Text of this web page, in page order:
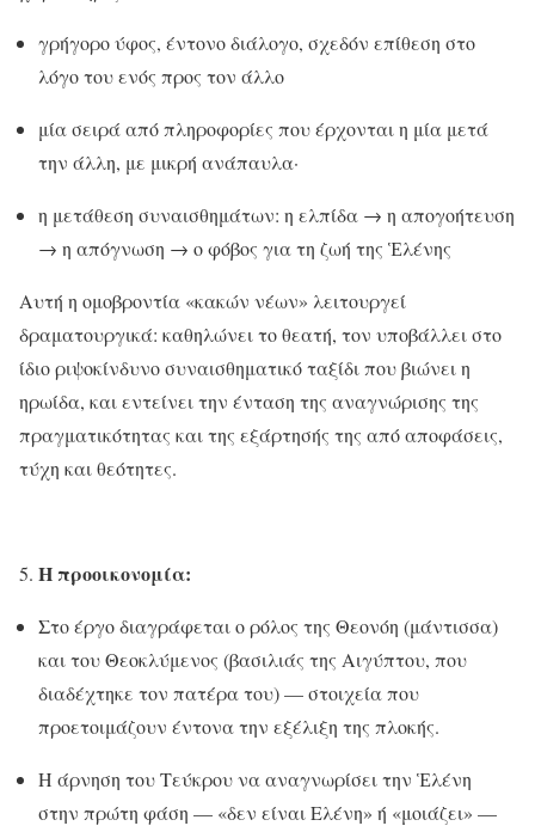
γρήγορο ύφος, έντονο διάλογο, σχεδόν επίθεση στο
λόγο του ενός προς τον άλλο
μία σειρά από πληροφορίες που έρχονται η μία μετά
την άλλη, με μικρή ανάπαυλα·
η μετάθεση συναισθημάτων: η ελπίδα → η απογοήτευση
→ η απόγνωση → ο φόβος για τη ζωή της Ἑλένης
Αυτή η ομοβροντία «κακών νέων» λειτουργεί
δραματουργικά: καθηλώνει το θεατή, τον υποβάλλει στο
ίδιο ριψοκίνδυνο συναισθηματικό ταξίδι που βιώνει η
ηρωίδα, και εντείνει την ένταση της αναγνώρισης της
πραγματικότητας και της εξάρτησής της από αποφάσεις,
τύχη και θεότητες.
Η προοικονομία:
Στο έργο διαγράφεται ο ρόλος της Θεονόη (μάντισσα)
και του Θεοκλύμενος (βασιλιάς της Αιγύπτου, που
διαδέχτηκε τον πατέρα του) — στοιχεία που
προετοιμάζουν έντονα την εξέλιξη της πλοκής.
Η άρνηση του Τεύκρου να αναγνωρίσει την Ἑλένη
στην πρώτη φάση — «δεν είναι Ελένη» ή «μοιάζει» —